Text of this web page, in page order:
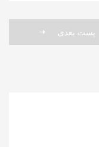
پست بعدی